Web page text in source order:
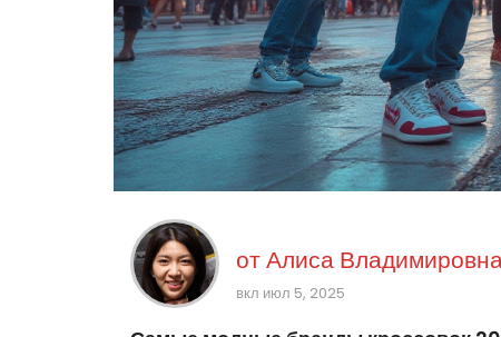
отАлиса
вкл июл 5, 2025